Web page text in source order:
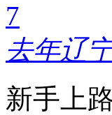
7
去年辽
新手上